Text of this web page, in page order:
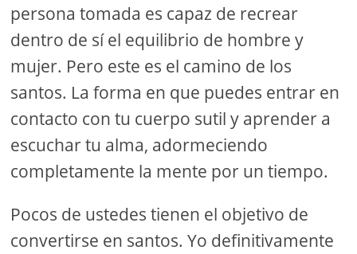
persona tomada es capaz de recrear
dentro de sí el equilibrio de hombre y
mujer. Pero este es el camino de los
santos. La forma en que puedes entrar en
contacto con tu cuerpo sutil y aprender a
escuchar tu alma, adormeciendo
completamente la mente por un tiempo.
Pocos de ustedes tienen el objetivo de
convertirse en santos. Yo definitivamente